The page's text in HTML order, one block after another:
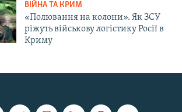
ВІЙНА ТА КРИМ
«Полювання на колони». Як ЗСУ
ріжуть військову логістику Росії в
Криму